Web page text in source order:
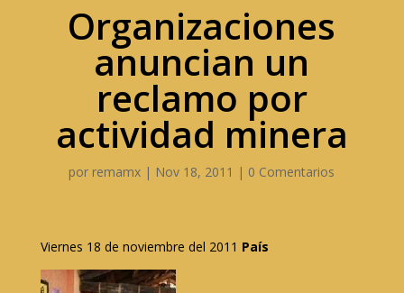
Organizaciones
anuncian un
reclamo por
actividad minera
por remamx | Nov 18, 2011 | 0 Comentarios
Viernes 18 de noviembre del 2011 País